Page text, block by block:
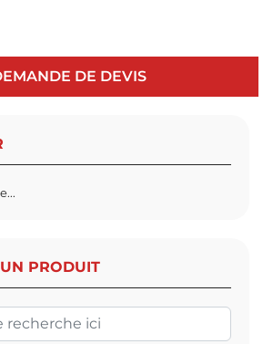
DE DEVIS
PRODUIT